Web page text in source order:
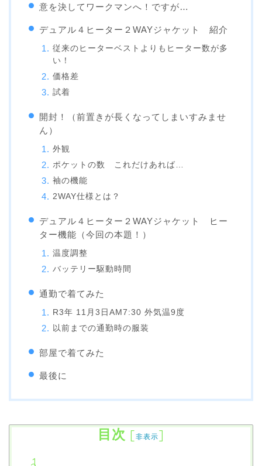
意を決してワークマンへ！ですが…
デュアル４ヒーター２WAYジャケット 紹介
従来のヒーターベストよりもヒーター数が多
い！
価格差
試着
開封！（前置きが長くなってしまいすみませ
ん）
外観
ポケットの数 これだけあれば…
袖の機能
2WAY仕様とは？
デュアル４ヒーター２WAYジャケット ヒー
ター機能（今回の本題！）
温度調整
バッテリー駆動時間
通勤で着てみた
R3年 11月3日AM7:30 外気温9度
以前までの通勤時の服装
部屋で着てみた
最後に
目次 [非表示]